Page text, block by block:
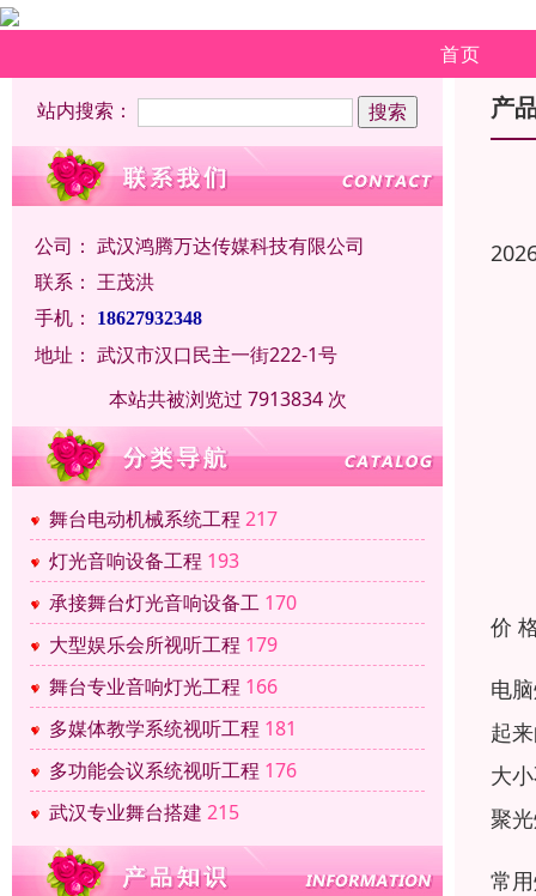
首页
站内搜索：
公司： 武汉鸿腾万达传媒科技有限公司
联系： 王茂洪
手机：
18627932348
地址： 武汉市汉口民主一街222-1号
本站共被浏览过 7913834 次
舞台电动机械系统工程 217
灯光音响设备工程 193
承接舞台灯光音响设备工 170
大型娱乐会所视听工程 179
舞台专业音响灯光工程 166
多媒体教学系统视听工程 181
多功能会议系统视听工程 176
武汉专业舞台搭建 215
产
价
电
起
大
聚
常